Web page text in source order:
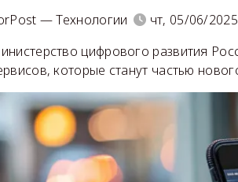
— Технологии
чт, 05/06/
цифрового развития
которые станут частью